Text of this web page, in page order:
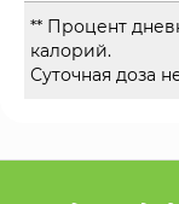
** Процент
калорий.
Суточная доза